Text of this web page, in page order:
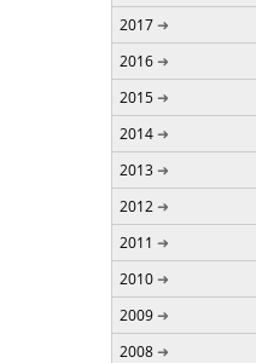
2017
2016
2015
2014
2013
2012
2011
2010
2009
2008